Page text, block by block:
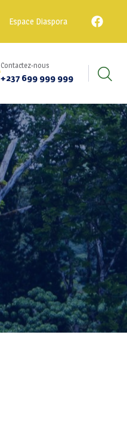
Espace Diaspora
Contactez-nous
+237 699 999 999